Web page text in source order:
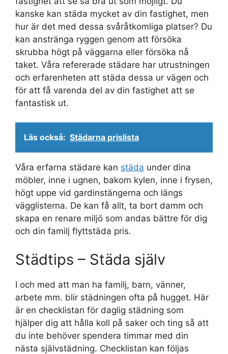
kanske kan städa mycket av din fastighet, men
hur är det med dessa svåråtkomliga platser? Du
kan anstränga ryggen genom att försöka
skrubba högt på väggarna eller försöka nå
taket. Våra refererade städare har utrustningen
och erfarenheten att städa dessa ur vägen och
för att få varenda del av din fastighet att se
fantastisk ut.
Läs också: Städarna prislista
Våra erfarna städare kan städa under dina
möbler, inne i ugnen, bakom kylen, inne i frysen,
högt uppe vid gardinstängerna och längs
vägglisterna. De kan få allt, ta bort damm och
skapa en renare miljö som andas bättre för dig
och din familj flyttstäda pris.
Städtips – Städa själv
I och med att man ha familj, barn, vänner,
arbete mm. blir städningen ofta på hugget. Här
är en checklistan för daglig städning som
hjälper dig att hålla koll på saker och ting så att
du inte behöver spendera timmar med din
nästa självstädning. Checklistan kan följas